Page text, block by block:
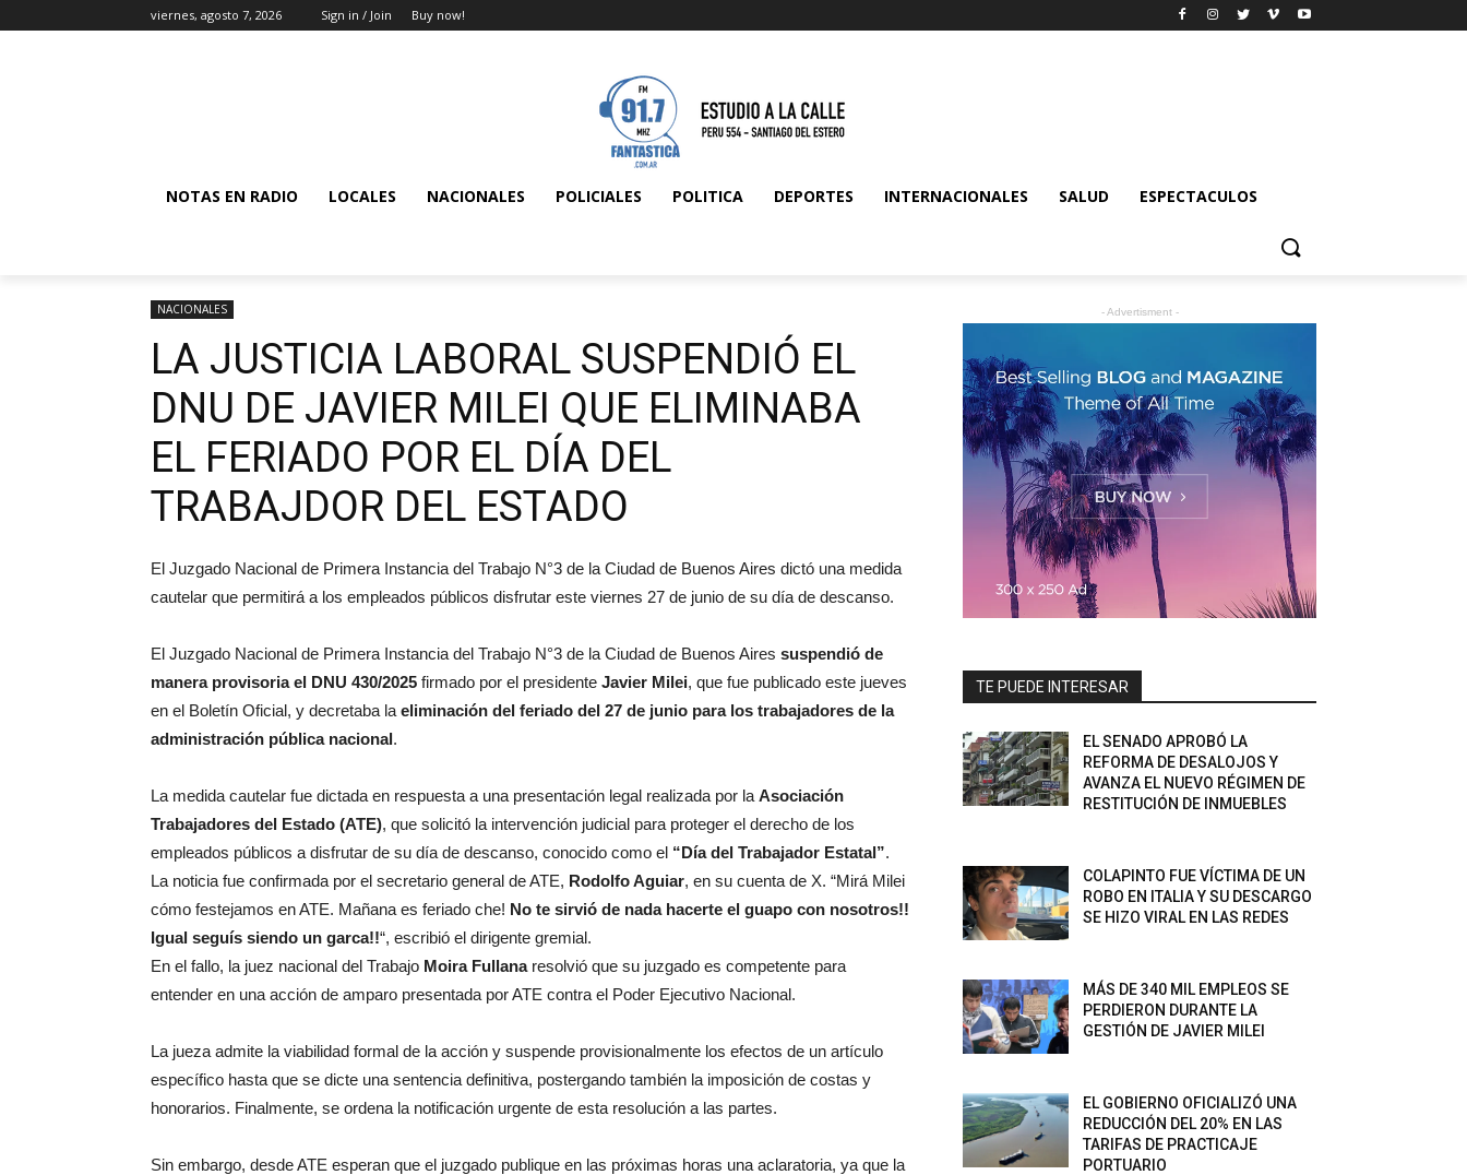
viernes, agosto 7, 2026 Sign in / Join Buy now!
NOTAS EN RADIO LOCALES NACIONALES POLICIALES POLITICA DEPORTES INTERNACIONALES SALUD ESPECTACULOS
NACIONALES
LA JUSTICIA LABORAL SUSPENDIÓ EL
DNU DE JAVIER MILEI QUE ELIMINABA
EL FERIADO POR EL DÍA DEL
TRABAJDOR DEL ESTADO
El Juzgado Nacional de Primera Instancia del Trabajo N°3 de la Ciudad de Buenos Aires dictó una medida
cautelar que permitirá a los empleados públicos disfrutar este viernes 27 de junio de su día de descanso.
El Juzgado Nacional de Primera Instancia del Trabajo N°3 de la Ciudad de Buenos Aires suspendió de
manera provisoria el DNU 430/2025 firmado por el presidente Javier Milei, que fue publicado este jueves
en el Boletín Oficial, y decretaba la eliminación del feriado del 27 de junio para los trabajadores de la
administración pública nacional.
La medida cautelar fue dictada en respuesta a una presentación legal realizada por la Asociación
Trabajadores del Estado (ATE), que solicitó la intervención judicial para proteger el derecho de los
empleados públicos a disfrutar de su día de descanso, conocido como el “Día del Trabajador Estatal”.
La noticia fue confirmada por el secretario general de ATE, Rodolfo Aguiar, en su cuenta de X. “Mirá Milei
cómo festejamos en ATE. Mañana es feriado che! No te sirvió de nada hacerte el guapo con nosotros!!
Igual seguís siendo un garca!!“, escribió el dirigente gremial.
En el fallo, la juez nacional del Trabajo Moira Fullanaresolvió que su juzgado es competente para
entender en una acción de amparo presentada por ATE contra el Poder Ejecutivo Nacional.
La jueza admite la viabilidad formal de la acción y suspende provisionalmente los efectos de un artículo
específico hasta que se dicte una sentencia definitiva, postergando también la imposición de costas y
honorarios. Finalmente, se ordena la notificación urgente de esta resolución a las partes.
Sin embargo, desde ATE esperan que el juzgado publique en las próximas horas una aclaratoria, ya que la
- Advertisment -
TE PUEDE INTERESAR
EL SENADO APROBÓ LA
REFORMA DE DESALOJOS Y
AVANZA EL NUEVO RÉGIMEN DE
RESTITUCIÓN DE INMUEBLES
COLAPINTO FUE VÍCTIMA DE UN
ROBO EN ITALIA Y SU DESCARGO
SE HIZO VIRAL EN LAS REDES
MÁS DE 340 MIL EMPLEOS SE
PERDIERON DURANTE LA
GESTIÓN DE JAVIER MILEI
EL GOBIERNO OFICIALIZÓ UNA
REDUCCIÓN DEL 20% EN LAS
TARIFAS DE PRACTICAJE
PORTUARIO